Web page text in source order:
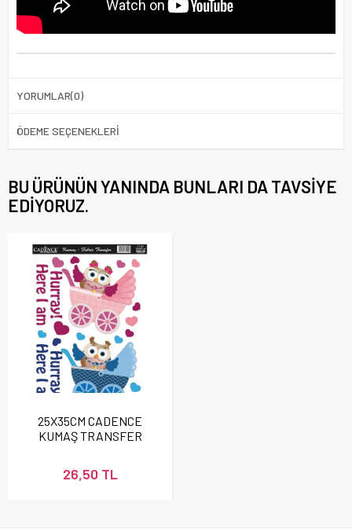
YORUMLAR(0)
ÖDEME SEÇENEKLERI
BU ÜRÜNÜN YANINDA BUNLARI DA TAVSIYE
EDIYORUZ.
25X35CM CADENCE
KUMAŞ TRANSFER
26,50 TL